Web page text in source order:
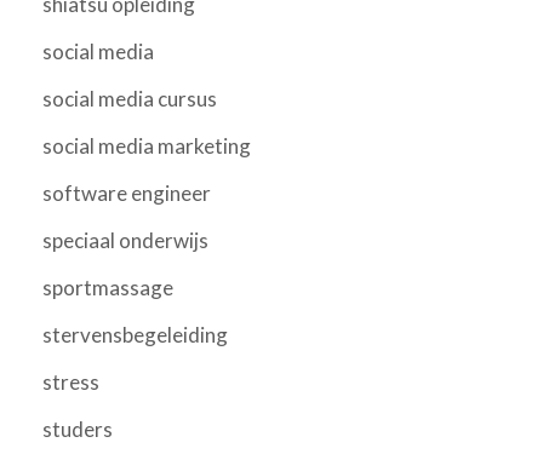
social media
social media cursus
social media marketing
software engineer
speciaal onderwijs
sportmassage
stervensbegeleiding
stress
studers